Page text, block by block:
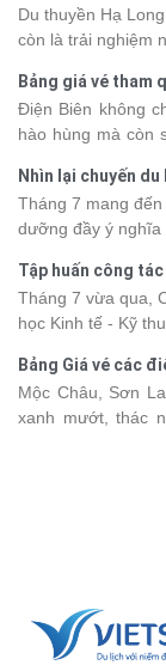
Du thuyền Hạ
còn là trải nghiệm
khác nhau, khiến
dưới đây sẽ cập
2026 từ 3 - 6 sao,
trình phù hợp với
Bảng giá vé tham
2026
Điện Biên không
hào hùng mà còn
phá vùng đất
động hơn trong
khảo bảng giá vé
năm 2026 ngay
Nhìn lại chuyến
Hưng 2026
Tháng 7 mang
dưỡng đầy ý nghĩa
kết, sẻ chia và lưu
nhìn lại chuyến đi
quên.
Tập huấn công
Đồ Sơn
Tháng 7 vừa qua,
học Kinh tế - Kỹ
chỉ là dịp nâng
chương trình còn
góp phần gắn kết
Bảng Giá vé các
Mộc Châu, Sơn
xanh mướt, thác